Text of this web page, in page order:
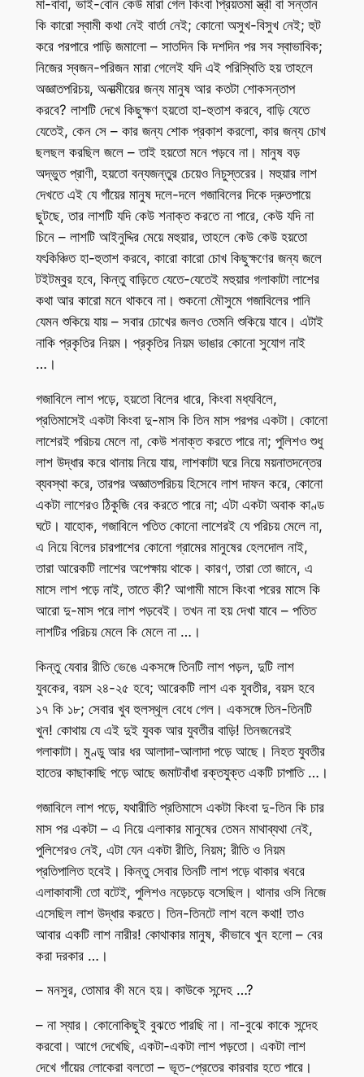
মা-বাবা, ভাই-বোন কেউ মারা গেল কিংবা প্রিয়তমা স্ত্রী বা সন্তান
কি কারো স্বামী কথা নেই বার্তা নেই; কোনো অসুখ-বিসুখ নেই; হুট
করে পরপারে পাড়ি জমালো – সাতদিন কি দশদিন পর সব স্বাভাবিক;
নিজের স্বজন-পরিজন মারা গেলেই যদি এই পরিস্থিতি হয় তাহলে
অজ্ঞাতপরিচয়, অনাত্মীয়ের জন্য মানুষ আর কতটা শোকসন্তাপ
করবে? লাশটি দেখে কিছুক্ষণ হয়তো হা-হুতাশ করবে, বাড়ি যেতে
যেতেই, কেন সে – কার জন্য শোক প্রকাশ করলো, কার জন্য চোখ
ছলছল করছিল জলে – তাই হয়তো মনে পড়বে না। মানুষ বড়
অদ্ভুত প্রাণী, হয়তো বন্যজন্তুর চেয়েও নিচুস্তরের। মহুয়ার লাশ
দেখতে এই যে গাঁয়ের মানুষ দলে-দলে গজাবিলের দিকে দ্রুতপায়ে
ছুটছে, তার লাশটি যদি কেউ শনাক্ত করতে না পারে, কেউ যদি না
চিনে – লাশটি আইনুদ্দির মেয়ে মহুয়ার, তাহলে কেউ কেউ হয়তো
যৎকিঞ্চিত হা-হুতাশ করবে, কারো কারো চোখ কিছুক্ষণের জন্য জলে
টইটম্বুর হবে, কিন্তু বাড়িতে যেতে-যেতেই মহুয়ার গলাকাটা লাশের
কথা আর কারো মনে থাকবে না। শুকনো মৌসুমে গজাবিলের পানি
যেমন শুকিয়ে যায় – সবার চোখের জলও তেমনি শুকিয়ে যাবে। এটাই
নাকি প্রকৃতির নিয়ম। প্রকৃতির নিয়ম ভাঙার কোনো সুযোগ নাই
…।
গজাবিলে লাশ পড়ে, হয়তো বিলের ধারে, কিংবা মধ্যবিলে,
প্রতিমাসেই একটা কিংবা দু-মাস কি তিন মাস পরপর একটা। কোনো
লাশেরই পরিচয় মেলে না, কেউ শনাক্ত করতে পারে না; পুলিশও শুধু
লাশ উদ্ধার করে থানায় নিয়ে যায়, লাশকাটা ঘরে নিয়ে ময়নাতদন্তের
ব্যবস্থা করে, তারপর অজ্ঞাতপরিচয় হিসেবে লাশ দাফন করে, কোনো
একটা লাশেরও ঠিকুজি বের করতে পারে না; এটা একটা অবাক কাণ্ড
ঘটে। যাহোক, গজাবিলে পতিত কোনো লাশেরই যে পরিচয় মেলে না,
এ নিয়ে বিলের চারপাশের কোনো গ্রামের মানুষের হেলদোল নাই,
তারা আরেকটি লাশের অপেক্ষায় থাকে। কারণ, তারা তো জানে, এ
মাসে লাশ পড়ে নাই, তাতে কী? আগামী মাসে কিংবা পরের মাসে কি
আরো দু-মাস পরে লাশ পড়বেই। তখন না হয় দেখা যাবে – পতিত
লাশটির পরিচয় মেলে কি মেলে না …।
কিন্তু যেবার রীতি ভেঙে একসঙ্গে তিনটি লাশ পড়ল, দুটি লাশ
যুবকের, বয়স ২৪-২৫ হবে; আরেকটি লাশ এক যুবতীর, বয়স হবে
১৭ কি ১৮; সেবার খুব হুলস্থূল বেধে গেল। একসঙ্গে তিন-তিনটি
খুন! কোথায় যে এই দুই যুবক আর যুবতীর বাড়ি! তিনজনেরই
গলাকাটা। মুণ্ডু আর ধর আলাদা-আলাদা পড়ে আছে। নিহত যুবতীর
হাতের কাছাকাছি পড়ে আছে জমাটবাঁধা রক্তযুক্ত একটি চাপাতি …।
গজাবিলে লাশ পড়ে, যথারীতি প্রতিমাসে একটা কিংবা দু-তিন কি চার
মাস পর একটা – এ নিয়ে এলাকার মানুষের তেমন মাথাব্যথা নেই,
পুলিশেরও নেই, এটা যেন একটা রীতি, নিয়ম; রীতি ও নিয়ম
প্রতিপালিত হবেই। কিন্তু সেবার তিনটি লাশ পড়ে থাকার খবরে
এলাকাবাসী তো বটেই, পুলিশও নড়েচড়ে বসেছিল। থানার ওসি নিজে
এসেছিল লাশ উদ্ধার করতে। তিন-তিনটে লাশ বলে কথা! তাও
আবার একটি লাশ নারীর! কোথাকার মানুষ, কীভাবে খুন হলো – বের
করা দরকার …।
– মনসুর, তোমার কী মনে হয়। কাউকে সন্দেহ …?
– না স্যার। কোনোকিছুই বুঝতে পারছি না। না-বুঝে কাকে সন্দেহ
করবো। আগে দেখেছি, একটা-একটা লাশ পড়তো। একটা লাশ
দেখে গাঁয়ের লোকেরা বলতো – ভূত-প্রেতের কারবার হতে পারে।